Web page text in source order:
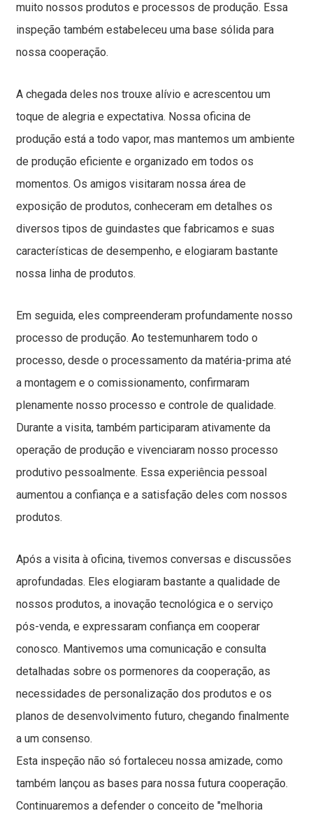
muito nossos produtos e processos de produção. Essa
inspeção também estabeleceu uma base sólida para
nossa cooperação.
A chegada deles nos trouxe alívio e acrescentou um
toque de alegria e expectativa. Nossa oficina de
produção está a todo vapor, mas mantemos um ambiente
de produção eficiente e organizado em todos os
momentos. Os amigos visitaram nossa área de
exposição de produtos, conheceram em detalhes os
diversos tipos de guindastes que fabricamos e suas
características de desempenho, e elogiaram bastante
nossa linha de produtos.
Em seguida, eles compreenderam profundamente nosso
processo de produção. Ao testemunharem todo o
processo, desde o processamento da matéria-prima até
a montagem e o comissionamento, confirmaram
plenamente nosso processo e controle de qualidade.
Durante a visita, também participaram ativamente da
operação de produção e vivenciaram nosso processo
produtivo pessoalmente. Essa experiência pessoal
aumentou a confiança e a satisfação deles com nossos
produtos.
Após a visita à oficina, tivemos conversas e discussões
aprofundadas. Eles elogiaram bastante a qualidade de
nossos produtos, a inovação tecnológica e o serviço
pós-venda, e expressaram confiança em cooperar
conosco. Mantivemos uma comunicação e consulta
detalhadas sobre os pormenores da cooperação, as
necessidades de personalização dos produtos e os
planos de desenvolvimento futuro, chegando finalmente
a um consenso.
Esta inspeção não só fortaleceu nossa amizade, como
também lançou as bases para nossa futura cooperação.
Continuaremos a defender o conceito de "melhoria